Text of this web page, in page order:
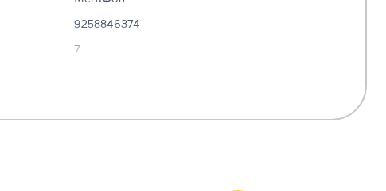
9258846374
7
✓ Да